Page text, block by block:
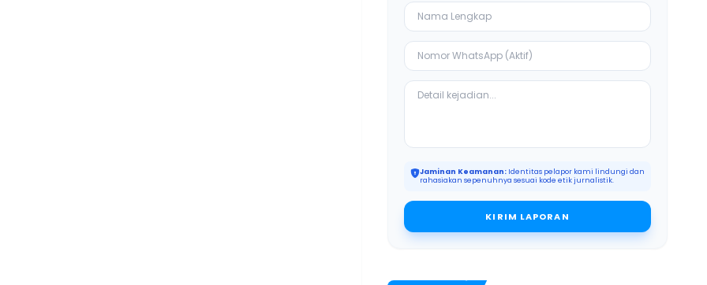
Jaminan Keamanan: Identitas pelapor kami lindungi dan
rahasiakan sepenuhnya sesuai kode etik jurnalistik.
KIRIM LAPORAN